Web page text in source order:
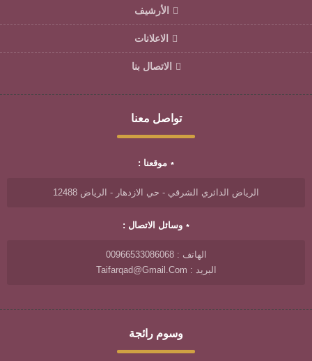
الأرشيف
الاعلانات
الاتصال بنا
تواصل معنا
موقعنا :
الرياض الدائري الشرقي - حي الازدهار - الرياض 12488
وسائل الاتصال :
الهاتف : 00966533086068
البريد : Taifarqad@gmail.com
وسوم رائجة